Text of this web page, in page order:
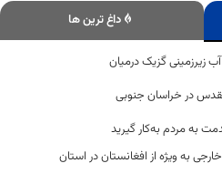
داغ ترین ها
زیرزمینی گزیک درمیان
به مردم به‌کار گیرید
به ویژه از افغانستان در استان